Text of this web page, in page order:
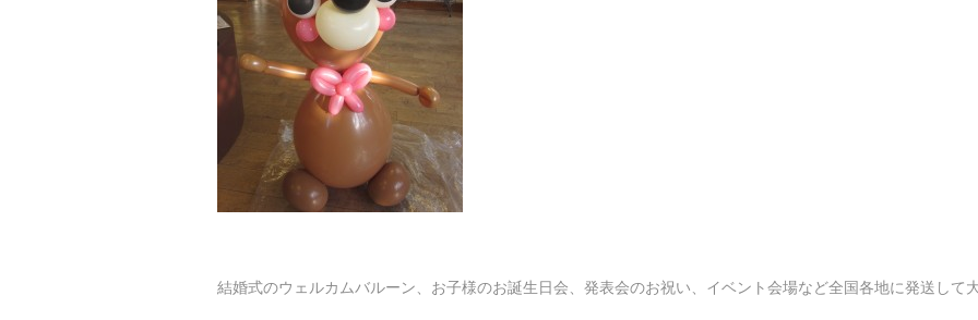
結婚式のウェルカムバルーン、お子様のお誕生日会、発表会のお祝い、イベント会場など全国各地に発送して